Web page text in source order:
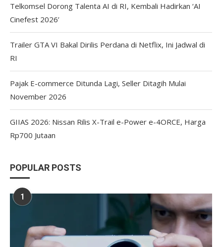
Telkomsel Dorong Talenta AI di RI, Kembali Hadirkan ‘AI
Cinefest 2026’
Trailer GTA VI Bakal Dirilis Perdana di Netflix, Ini Jadwal di
RI
Pajak E-commerce Ditunda Lagi, Seller Ditagih Mulai
November 2026
GIIAS 2026: Nissan Rilis X-Trail e-Power e-4ORCE, Harga
Rp700 Jutaan
POPULAR POSTS
1